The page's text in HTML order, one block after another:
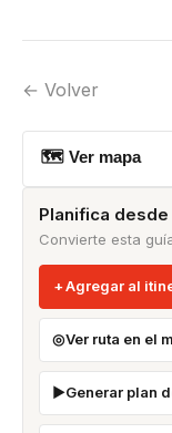
← Volver
🗺 Ver mapa
Planifica
Convierte esta
Agregar al
Ver ruta en el
Generar plan